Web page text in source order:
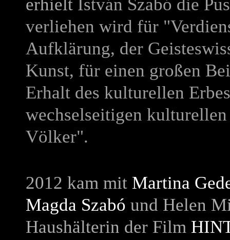
erhielt István Szabó die
verliehen wird für
Aufklärung, der
Kunst, für einen großen
Erhalt des kulturellen
wechselseitigen
Völker".
2012 kam mit Martina
Magda Szabó und Helen
Haushälterin der Film